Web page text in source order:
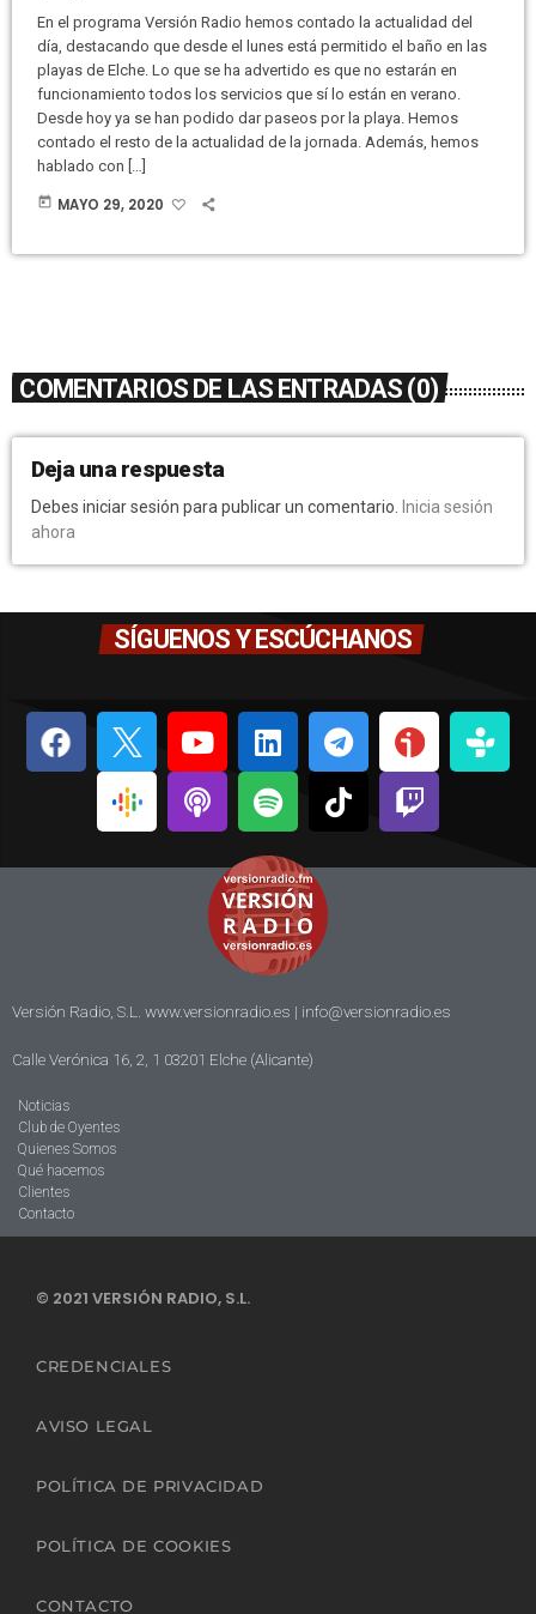
En el programa Versión Radio hemos contado la actualidad del
día, destacando que desde el lunes está permitido el baño en las
playas de Elche. Lo que se ha advertido es que no estarán en
funcionamiento todos los servicios que sí lo están en verano.
Desde hoy ya se han podido dar paseos por la playa. Hemos
contado el resto de la actualidad de la jornada. Además, hemos
hablado con […]
today MAYO 29, 2020
COMENTARIOS DE LAS ENTRADAS (0)
Deja una respuesta
Debes iniciar sesión para publicar un comentario.
Inicia sesión
ahora
SÍGUENOS Y ESCÚCHANOS
Versión Radio, S.L. www.versionradio.es | info@versionradio.es
Calle Verónica 16, 2, 1 03201 Elche (Alicante)
Noticias
Club de Oyentes
Quienes Somos
Qué hacemos
Clientes
Contacto
© 2021 VERSIÓN RADIO, S.L.
CREDENCIALES
AVISO LEGAL
POLÍTICA DE PRIVACIDAD
POLÍTICA DE COOKIES
CONTACTO